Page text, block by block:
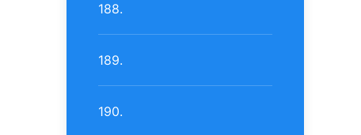
188.
189.
190.